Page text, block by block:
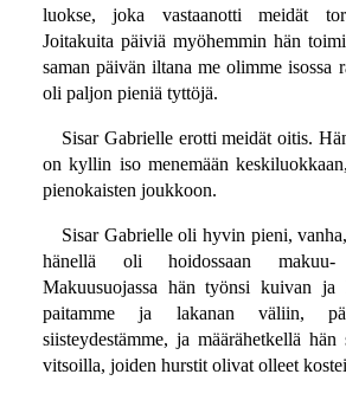
luokse, joka vastaanotti meidät
Joitakuita päiviä myöhemmin hän
saman päivän iltana me olimme isossa
oli paljon pieniä tyttöjä.
Sisar Gabrielle erotti meidät oitis.
on kyllin iso menemään
pienokaisten joukkoon.
Sisar Gabrielle oli hyvin pieni,
hänellä oli hoidossaan
Makuusuojassa hän työnsi kuivan ja
paitamme ja lakanan väliin,
siisteydestämme, ja määrähetkellä
vitsoilla, joiden hurstit olivat olleet